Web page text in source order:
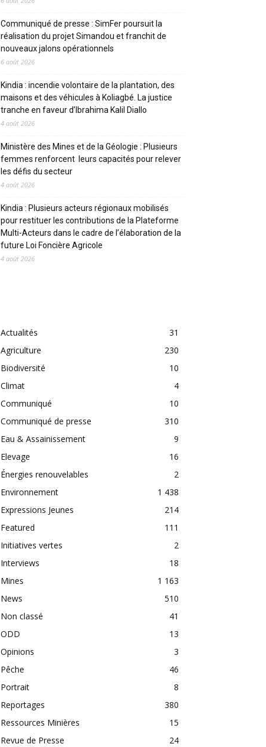
Communiqué de presse : SimFer poursuit la
réalisation du projet Simandou et franchit de
nouveaux jalons opérationnels
6 août 2026
Kindia : incendie volontaire de la plantation, des
maisons et des véhicules à Koliagbé. La justice
tranche en faveur d’Ibrahima Kalil Diallo
4 août 2026
Ministère des Mines et de la Géologie : Plusieurs
femmes renforcent leurs capacités pour relever
les défis du secteur
4 août 2026
Kindia : Plusieurs acteurs régionaux mobilisés
pour restituer les contributions de la Plateforme
Multi-Acteurs dans le cadre de l’élaboration de la
future Loi Foncière Agricole
4 août 2026
Actualités
31
Agriculture
230
Biodiversité
10
Climat
4
Communiqué
10
Communiqué de presse
310
Eau & Assainissement
9
Elevage
16
Énergies renouvelables
2
Environnement
1 438
Expressions Jeunes
214
Featured
111
Initiatives vertes
2
Interviews
18
Mines
1 163
News
510
Non classé
41
ODD
13
Opinions
3
Pêche
46
Portrait
8
Reportages
380
Ressources Minières
15
Revue de Presse
24